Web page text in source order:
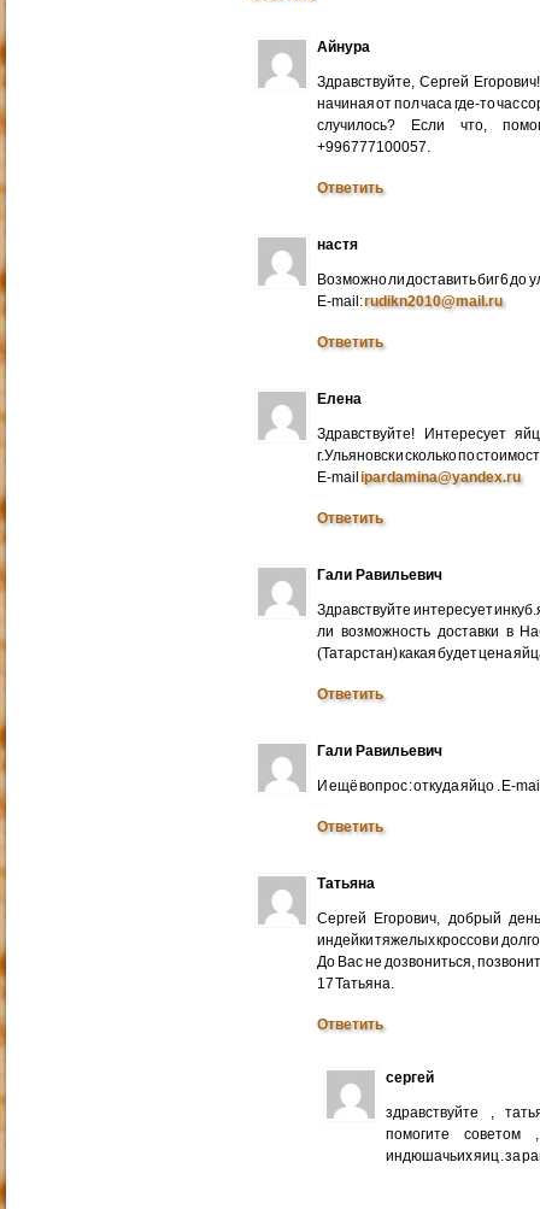
Айнура
Здравствуйте, Сергей
начиная от пол часа где-то час
случилось? Если что,
+996777100057.
Ответить
настя
Возможно ли доставить биг 6 до
E-mail:rudikn2010@mail.ru
Ответить
Елена
Здравствуйте! Интересует
г.Ульяновск и сколько по
E-mailipardamina@yandex.ru
Ответить
Гали Равильевич
Здравствуйте интересует
ли возможность доставки в
(Татарстан) какая будет цена
Ответить
Гали Равильевич
И ещё вопрос : откуда яйцо . E-
Ответить
Татьяна
Сергей Егорович, добрый
индейки тяжелых кроссов и
До Вас не дозвониться,
17 Татьяна.
Ответить
сергей
здравствуйте ,
помогите
индюшачьих яиц . за